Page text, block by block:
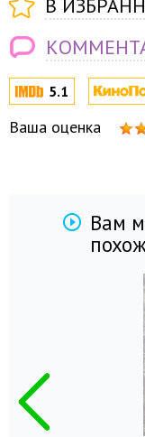
5.1
Ваша оценка
В
Вам